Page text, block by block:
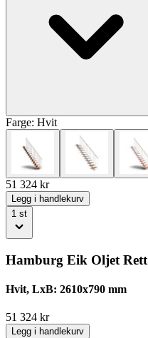
Farge: Hvit
51 324 kr
Legg i handlekurv
1 st
Hamburg Eik Oljet
Hvit, LxB: 2610x790 mm
51 324 kr
Legg i handlekurv